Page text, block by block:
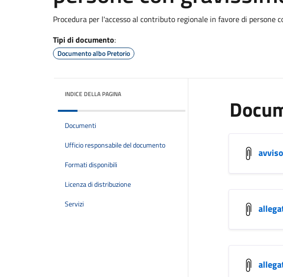
Procedura per l'accesso al contributo regionale in favore di persone
Tipi di documento:
Documento albo Pretorio
INDICE DELLA PAGINA
Documenti
Ufficio responsabile del documento
Formati disponibili
Licenza di distribuzione
Servizi